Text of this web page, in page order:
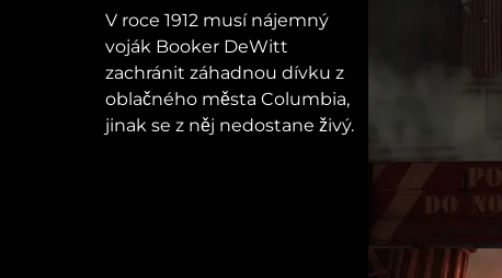
V roce 1912 musí nájemný
voják Booker DeWitt
zachránit záhadnou dívku z
oblačného města Columbia,
jinak se z něj nedostane živý.